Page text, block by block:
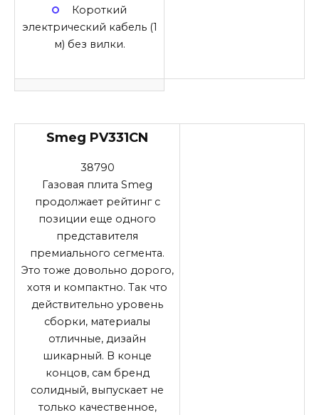
Короткий
электрический кабель (1
м) без вилки.
Smeg PV331CN
38790
Газовая плита Smeg
продолжает рейтинг с
позиции еще одного
представителя
премиального сегмента.
Это тоже довольно дорого,
хотя и компактно. Так что
действительно уровень
сборки, материалы
отличные, дизайн
шикарный. В конце
концов, сам бренд
солидный, выпускает не
только качественное,